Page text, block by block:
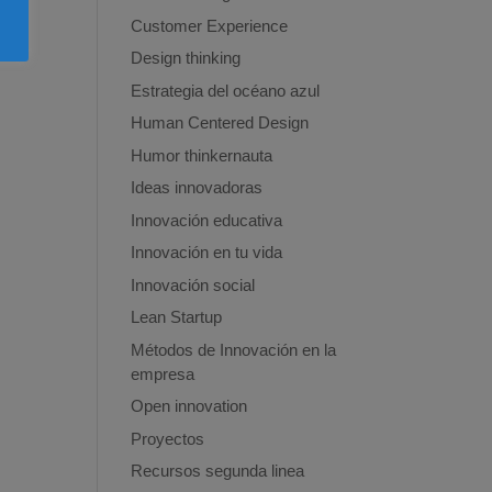
Customer Experience
Design thinking
Estrategia del océano azul
Human Centered Design
Humor thinkernauta
Ideas innovadoras
Innovación educativa
Innovación en tu vida
Innovación social
Lean Startup
Métodos de Innovación en la
empresa
Open innovation
Proyectos
Recursos segunda linea